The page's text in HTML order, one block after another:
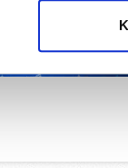
izin
amaçlarıyla